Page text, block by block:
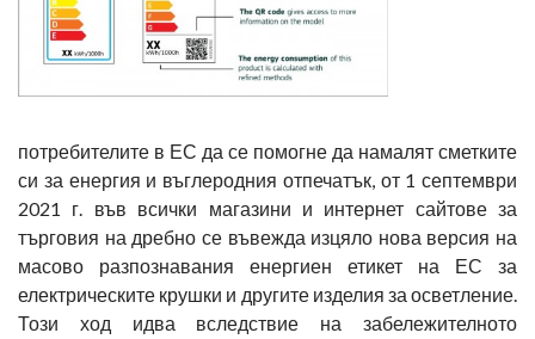
потребителите в ЕС да се помогне да намалят сметките
си за енергия и въглеродния отпечатък, от 1 септември
2021 г. във всички магазини и интернет сайтове за
търговия на дребно се въвежда изцяло нова версия на
масово разпознавания енергиен етикет на ЕС за
електрическите крушки и другите изделия за осветление.
Този ход идва вследствие на забележителното